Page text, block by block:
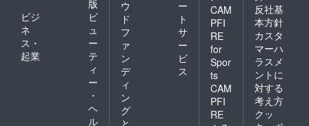
版
ビジ
ネ
ス・
起業
ビ
ュ
ー
テ
ィ
ー
・
ヘ
ル
ウ
ド
フ
ァ
ン
デ
ィ
ン
グ
ー
ト
サ
ー
ビ
ス
CAM
PFI
RE
for
Spor
ts
CAM
PFI
RE
反社基
本方針
カスタ
マーハ
ラスメ
ントに
対する
考え方
クッ